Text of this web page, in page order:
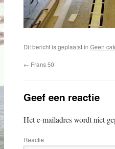
Dit bericht is geplaatst in Geen
← Frans 50
Geef een reactie
Het e-mailadres wordt niet
Reactie